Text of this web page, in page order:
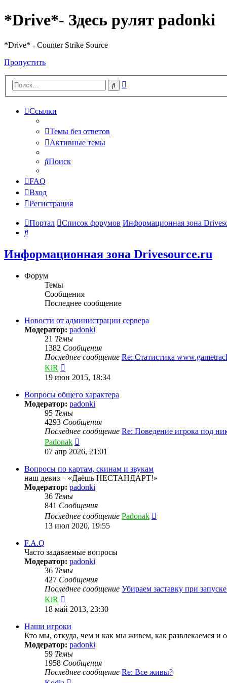
*Drive*- Здесь рулят padonki
*Drive* - Counter Strike Source
Пропустить
Поиск
Ссылки
Темы без ответов
Активные темы
Поиск
FAQ
Вход
Регистрация
Портал Список форумов Информационная зона
Поиск
Информационная зона Drivesource.ru
Форум
Темы
Сообщения
Последнее сообщение
Новости от администрации сервера
Модератор: padonki
21 Темы
1382 Сообщения
Последнее сообщение Re: Статистика
KiR
к
последнему
сообщению
19 июн 2015, 18:34
Вопросы общего характера
Модератор: padonki
95 Темы
4293 Сообщения
Последнее сообщение Re: Поведение игрока под
Padonak
к
последнему
сообщению
07 апр 2026, 21:01
Вопросы по картам, скинам и звукам
наш девиз – «Даёшь НЕСТАНДАРТ!»
Модератор: padonki
36 Темы
841 Сообщения
Последнее сообщение Padonak
13 июл 2020, 19:55
F.A.Q
Часто задаваемые вопросы
Модератор: padonki
36 Темы
427 Сообщения
Последнее сообщение Убираем заставку при
KiR
к
последнему
сообщению
18 май 2013, 23:30
Наши игроки
Кто мы, откуда, чем и как мы живем, как развлекаемся и
Модератор: padonki
59 Темы
1958 Сообщения
Последнее сообщение Re: Все живы?